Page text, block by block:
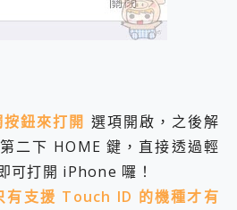
按鈕來打開 選項開啟，之後解
二下 HOME 鍵，直接透過輕
可打開 iPhone 囉！
有支援 Touch ID 的機種才有